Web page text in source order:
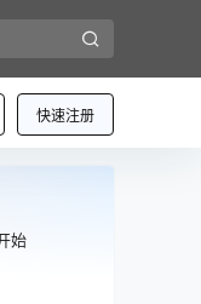
快速注册
始